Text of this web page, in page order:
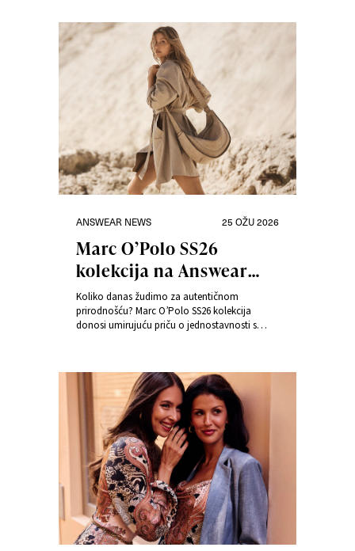
Kategorije
ANSWEAR NEWSObjavljeno
dana
25 OŽU 2026
Marc O’Polo SS26
kolekcija na Answear
Fashion Showu – dašak
prirodnog stila
Koliko danas žudimo za autentičnom
prirodnošću? Marc O’Polo SS26 kolekcija
donosi umirujuću priču o jednostavnosti s